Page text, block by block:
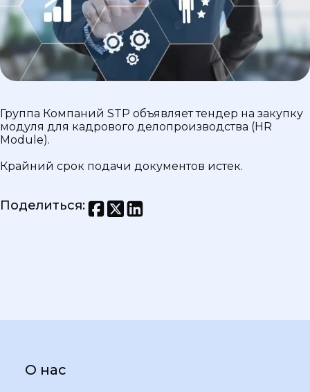
Группa Компаний STP объявляет тендер на закупку
модуля для кадрового делопроизводства (HR
Module).
Крайний срок подачи документов истек.
Поделиться:
О нас